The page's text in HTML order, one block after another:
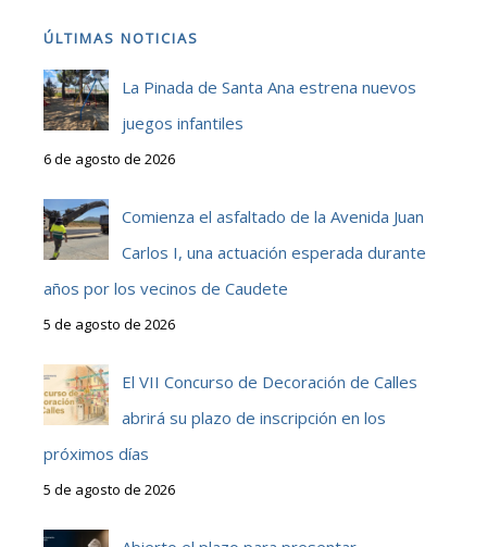
ÚLTIMAS NOTICIAS
La Pinada de Santa Ana estrena nuevos
juegos infantiles
6 de agosto de 2026
Comienza el asfaltado de la Avenida Juan
Carlos I, una actuación esperada durante
años por los vecinos de Caudete
5 de agosto de 2026
El VII Concurso de Decoración de Calles
abrirá su plazo de inscripción en los
próximos días
5 de agosto de 2026